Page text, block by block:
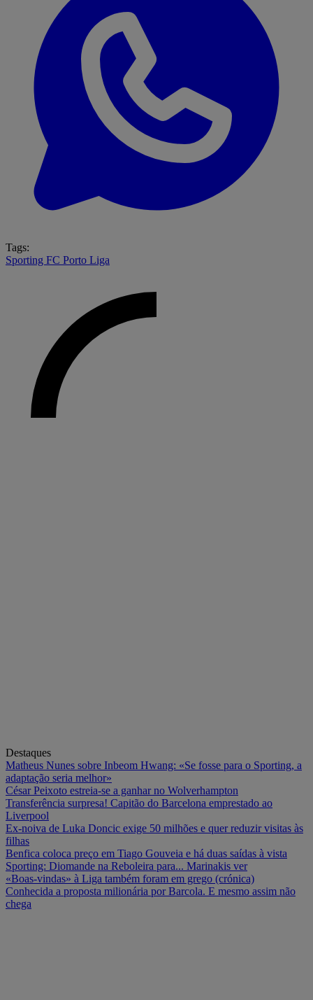
Tags:
Sporting FC Porto Liga
Destaques
Matheus Nunes sobre Inbeom Hwang: «Se fosse para o Sporting, a
adaptação seria melhor»
César Peixoto estreia-se a ganhar no Wolverhampton
Transferência surpresa! Capitão do Barcelona emprestado ao
Liverpool
Ex-noiva de Luka Doncic exige 50 milhões e quer reduzir visitas às
filhas
Benfica coloca preço em Tiago Gouveia e há duas saídas à vista
Sporting: Diomande na Reboleira para... Marinakis ver
«Boas-vindas» à Liga também foram em grego (crónica)
Conhecida a proposta milionária por Barcola. E mesmo assim não
chega